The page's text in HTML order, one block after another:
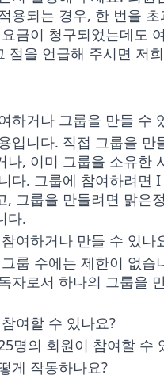
용되는 경우, 한 번을 초
금이 청구되었는데도
점을 언급해 주시면 저
하거나 그룹을 만들 수
입니다. 직접 그룹을 만
나, 이미 그룹을 소유한
다. 그룹에 참여하려면
, 그룹을 만들려면 맑은
다.
여하거나 만들 수 있나
룹 수에는 제한이 없습
자로서 하나의 그룹을
여할 수 있나요?
명의 회원이 참여할 수
게 작동하나요?